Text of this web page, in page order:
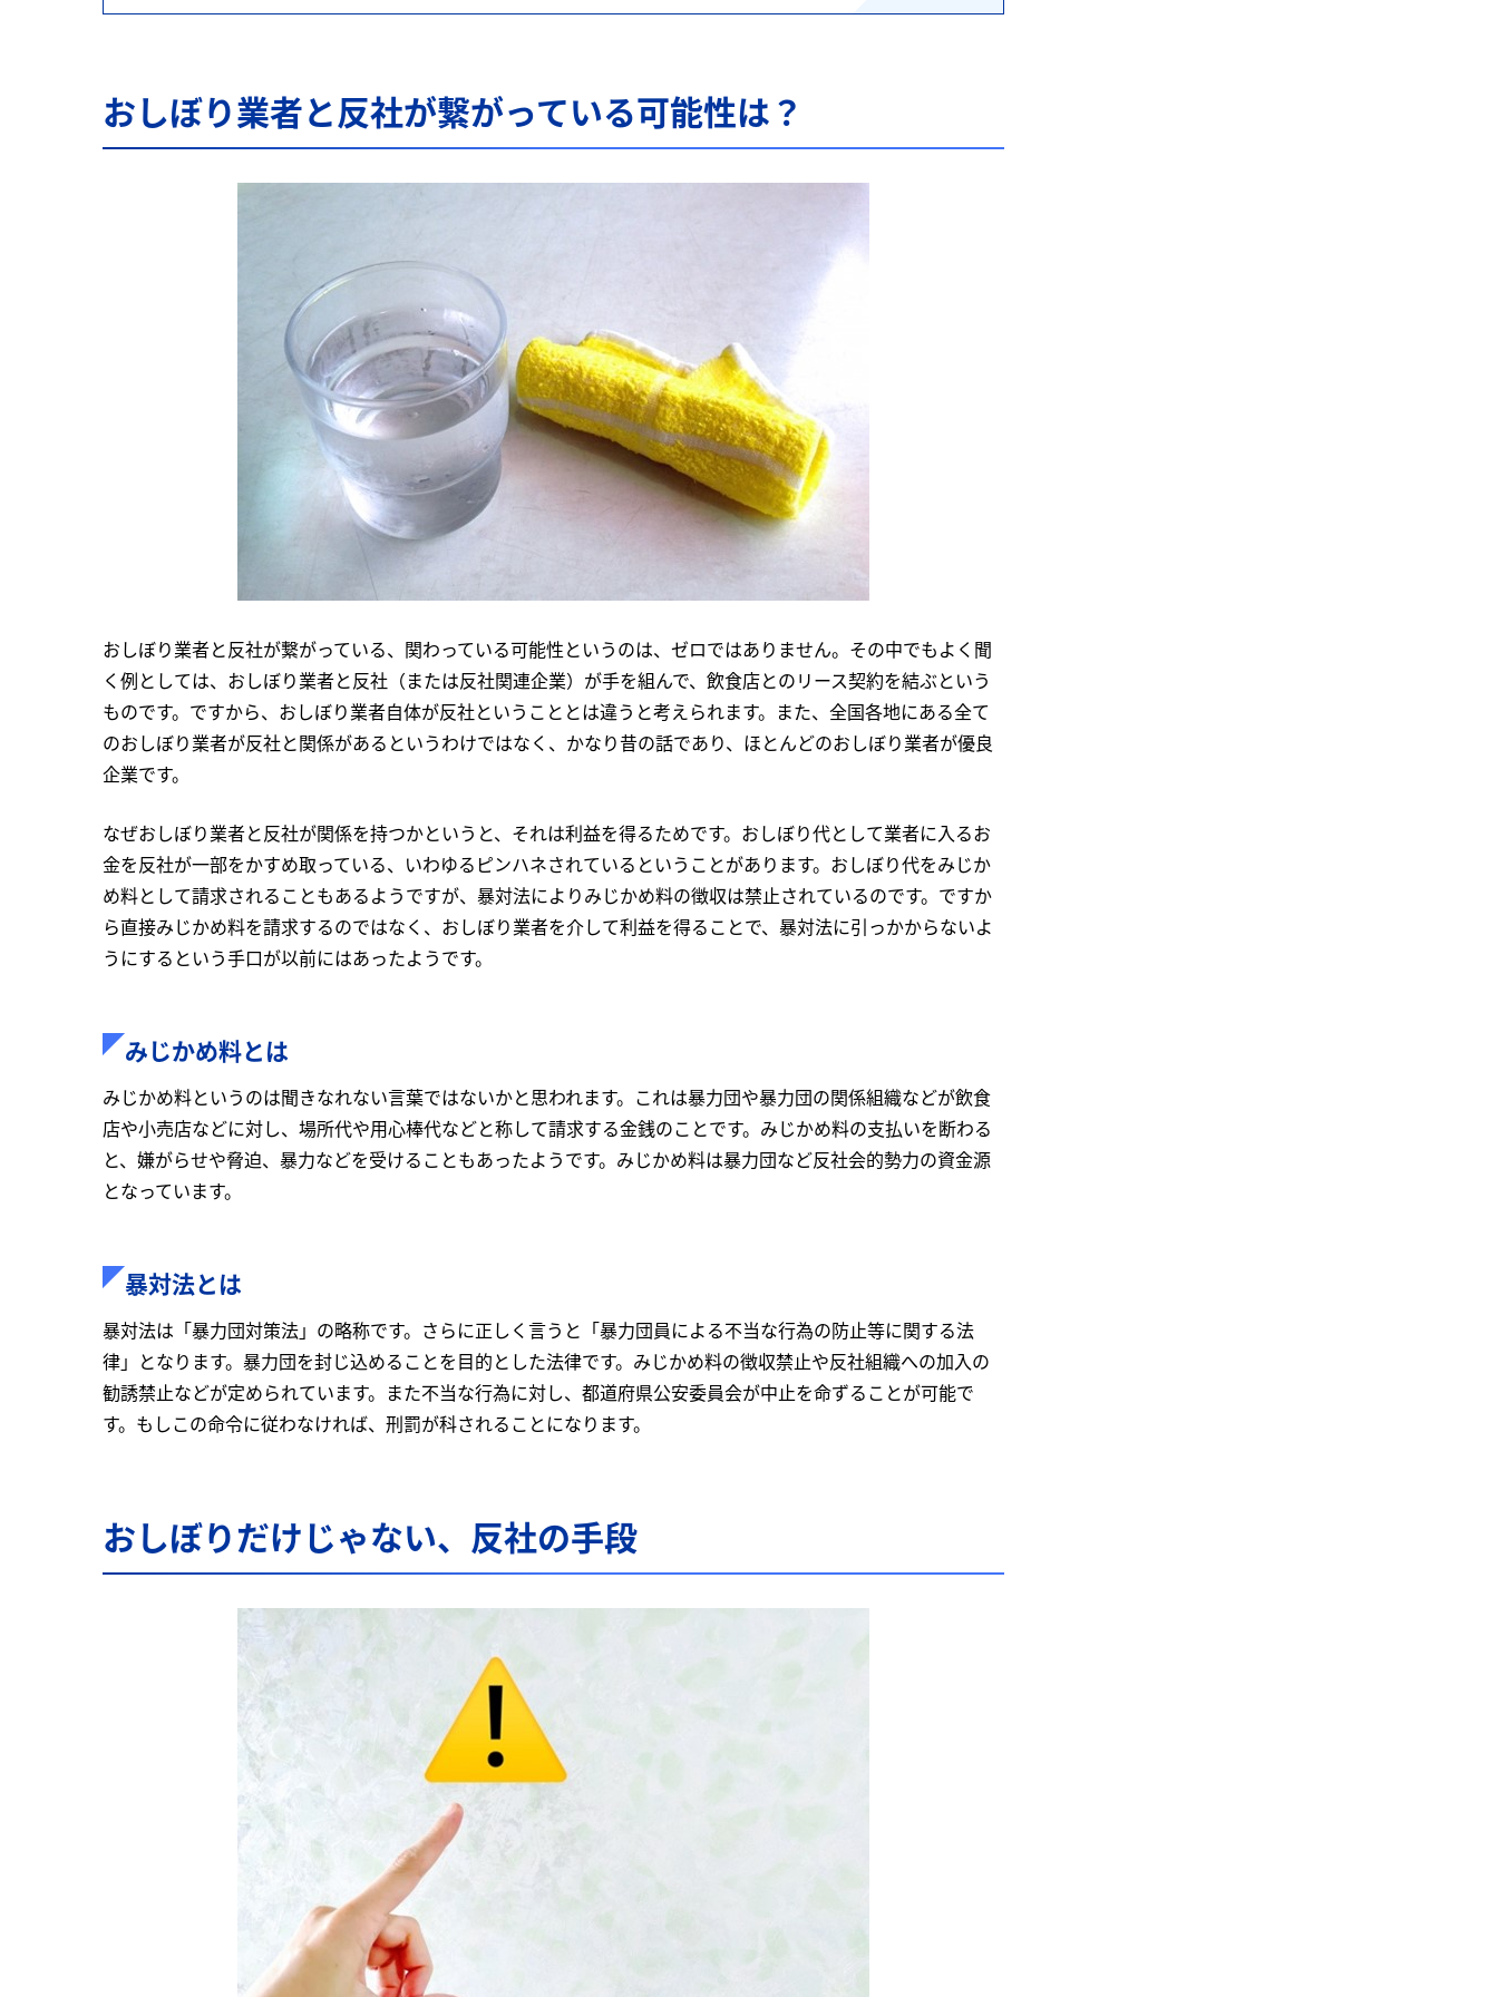
おしぼり業者と反社が繋がっている可能性は？
おしぼり業者と反社が繋がっている、関わっている可能性というのは、ゼロではありません。その中でもよく聞
く例としては、おしぼり業者と反社（または反社関連企業）が手を組んで、飲食店とのリース契約を結ぶという
ものです。ですから、おしぼり業者自体が反社ということとは違うと考えられます。また、全国各地にある全て
のおしぼり業者が反社と関係があるというわけではなく、かなり昔の話であり、ほとんどのおしぼり業者が優良
企業です。
なぜおしぼり業者と反社が関係を持つかというと、それは利益を得るためです。おしぼり代として業者に入るお
金を反社が一部をかすめ取っている、いわゆるピンハネされているということがあります。おしぼり代をみじか
め料として請求されることもあるようですが、暴対法によりみじかめ料の徴収は禁止されているのです。ですか
ら直接みじかめ料を請求するのではなく、おしぼり業者を介して利益を得ることで、暴対法に引っかからないよ
うにするという手口が以前にはあったようです。
みじかめ料とは
みじかめ料というのは聞きなれない言葉ではないかと思われます。これは暴力団や暴力団の関係組織などが飲食
店や小売店などに対し、場所代や用心棒代などと称して請求する金銭のことです。みじかめ料の支払いを断わる
と、嫌がらせや脅迫、暴力などを受けることもあったようです。みじかめ料は暴力団など反社会的勢力の資金源
となっています。
暴対法とは
暴対法は「暴力団対策法」の略称です。さらに正しく言うと「暴力団員による不当な行為の防止等に関する法
律」となります。暴力団を封じ込めることを目的とした法律です。みじかめ料の徴収禁止や反社組織への加入の
勧誘禁止などが定められています。また不当な行為に対し、都道府県公安委員会が中止を命ずることが可能で
す。もしこの命令に従わなければ、刑罰が科されることになります。
おしぼりだけじゃない、反社の手段